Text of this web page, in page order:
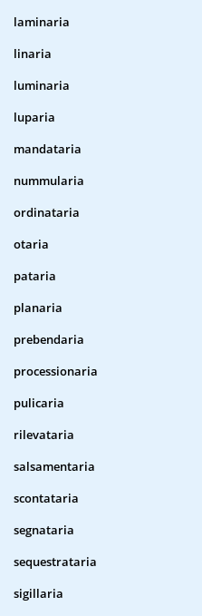
laminaria
linaria
luminaria
luparia
mandataria
nummularia
ordinataria
otaria
pataria
planaria
prebendaria
processionaria
pulicaria
rilevataria
salsamentaria
scontataria
segnataria
sequestrataria
sigillaria